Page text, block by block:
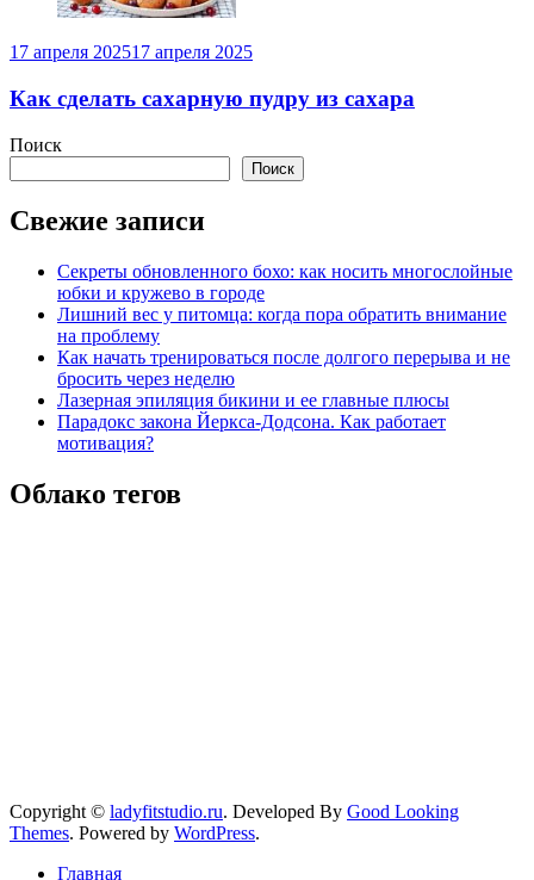
17 апреля 202517 апреля 2025
Как сделать сахарную пудру из сахара
Поиск
Поиск
Свежие записи
Секреты обновленного бохо: как носить многослойные
юбки и кружево в городе
Лишний вес у питомца: когда пора обратить внимание
на проблему
Как начать тренироваться после долгого перерыва и не
бросить через неделю
Лазерная эпиляция бикини и ее главные плюсы
Парадокс закона Йеркса-Додсона. Как работает
мотивация?
Облако тегов
Copyright © ladyfitstudio.ru. Developed By Good Looking
Themes. Powered by WordPress.
Главная